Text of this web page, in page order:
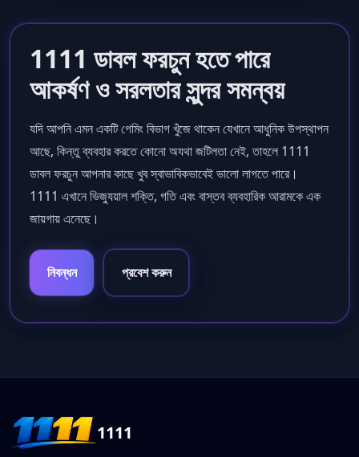
1111 ডাবল ফরচুন হতে পারে
আকর্ষণ ও সরলতার সুন্দর সমন্বয়
যদি আপনি এমন একটি গেমিং বিভাগ খুঁজে থাকেন যেখানে আধুনিক উপস্থাপন
আছে, কিন্তু ব্যবহার করতে কোনো অযথা জটিলতা নেই, তাহলে 1111
ডাবল ফরচুন আপনার কাছে খুব স্বাভাবিকভাবেই ভালো লাগতে পারে।
1111 এখানে ভিজ্যুয়াল শক্তি, গতি এবং বাস্তব ব্যবহারিক আরামকে এক
জায়গায় এনেছে।
নিবন্ধন প্রবেশ করুন
1111